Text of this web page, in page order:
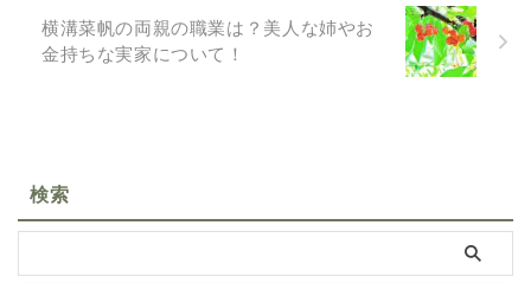
横溝菜帆の両親の職業は？美人な姉やお
金持ちな実家について！
検索